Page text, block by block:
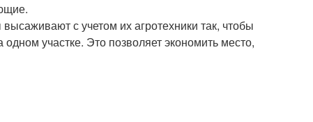
с учетом их агротехники так, чтобы
участке. Это позволяет экономить место,